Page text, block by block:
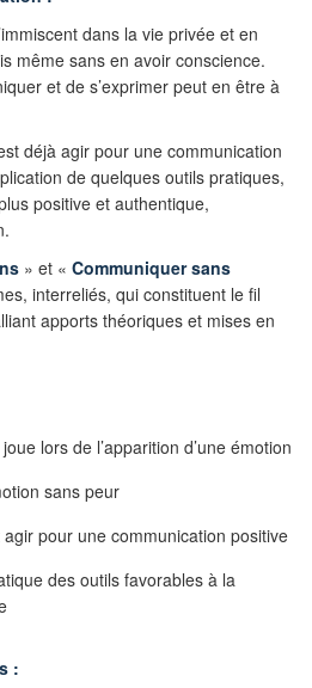
dans la vie privée et en
même sans en avoir conscience.
et de s’exprimer peut en être à
déjà agir pour une communication
de quelques outils pratiques,
positive et authentique,
» et « Communiquer sans
interreliés, qui constituent le fil
apports théoriques et mises en
lors de l’apparition d’une émotion
sans peur
pour une communication positive
des outils favorables à la
: